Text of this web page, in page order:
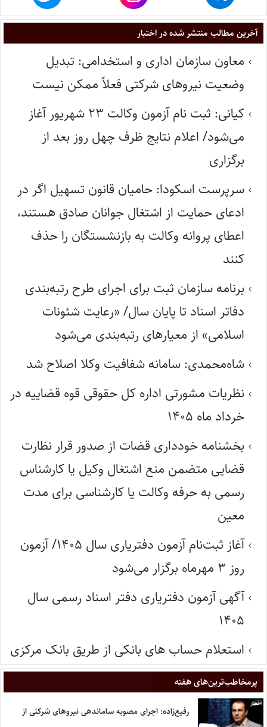
آخرین مطالب منتشر شده در اختبار
معاون سازمان اداری و استخدامی: تبدیل
وضعیت نیروهای شرکتی فعلاً ممکن نیست
کیانی: ثبت نام آزمون وکالت ۲۳ شهریور آغاز
می‌شود/ اعلام نتایج ظرف چهل روز بعد از
برگزاری
سرپرست اسکودا: حامیان قانون تسهیل اگر در
ادعای حمایت از اشتغال جوانان صادق هستند،
اعطای پروانه وکالت به بازنشستگان را حذف
کنند
برنامه سازمان ثبت برای اجرای طرح رتبه‌بندی
دفاتر اسناد تا پایان سال/ «رعایت شئونات
اسلامی» از معیارهای رتبه‌بندی می‌شود
شاه‌محمدی: سامانه شفافیت وکلا اصلاح شد
نظریات مشورتی اداره کل حقوقی قوه قضاییه در
خرداد ماه ۱۴۰۵
بخشنامه خودداری قضات از صدور قرار نظارت
قضایی متضمن منع اشتغال وکیل یا کارشناس
رسمی به حرفه وکالت یا کارشناسی برای مدت
معین
آغاز ثبت‌نام آزمون دفتریاری سال ۱۴۰۵/ آزمون
روز ۳ مهرماه برگزار می‌شود
آگهی آزمون دفتریاری دفتر اسناد رسمی سال
۱۴۰۵
استعلام حساب های بانکی از طریق بانک مرکزی
پر‌مخاطب‌ترین‌های هفته
رفیع‌زاده: اجرای مصوبه ساماندهی نیروهای شرکتی از